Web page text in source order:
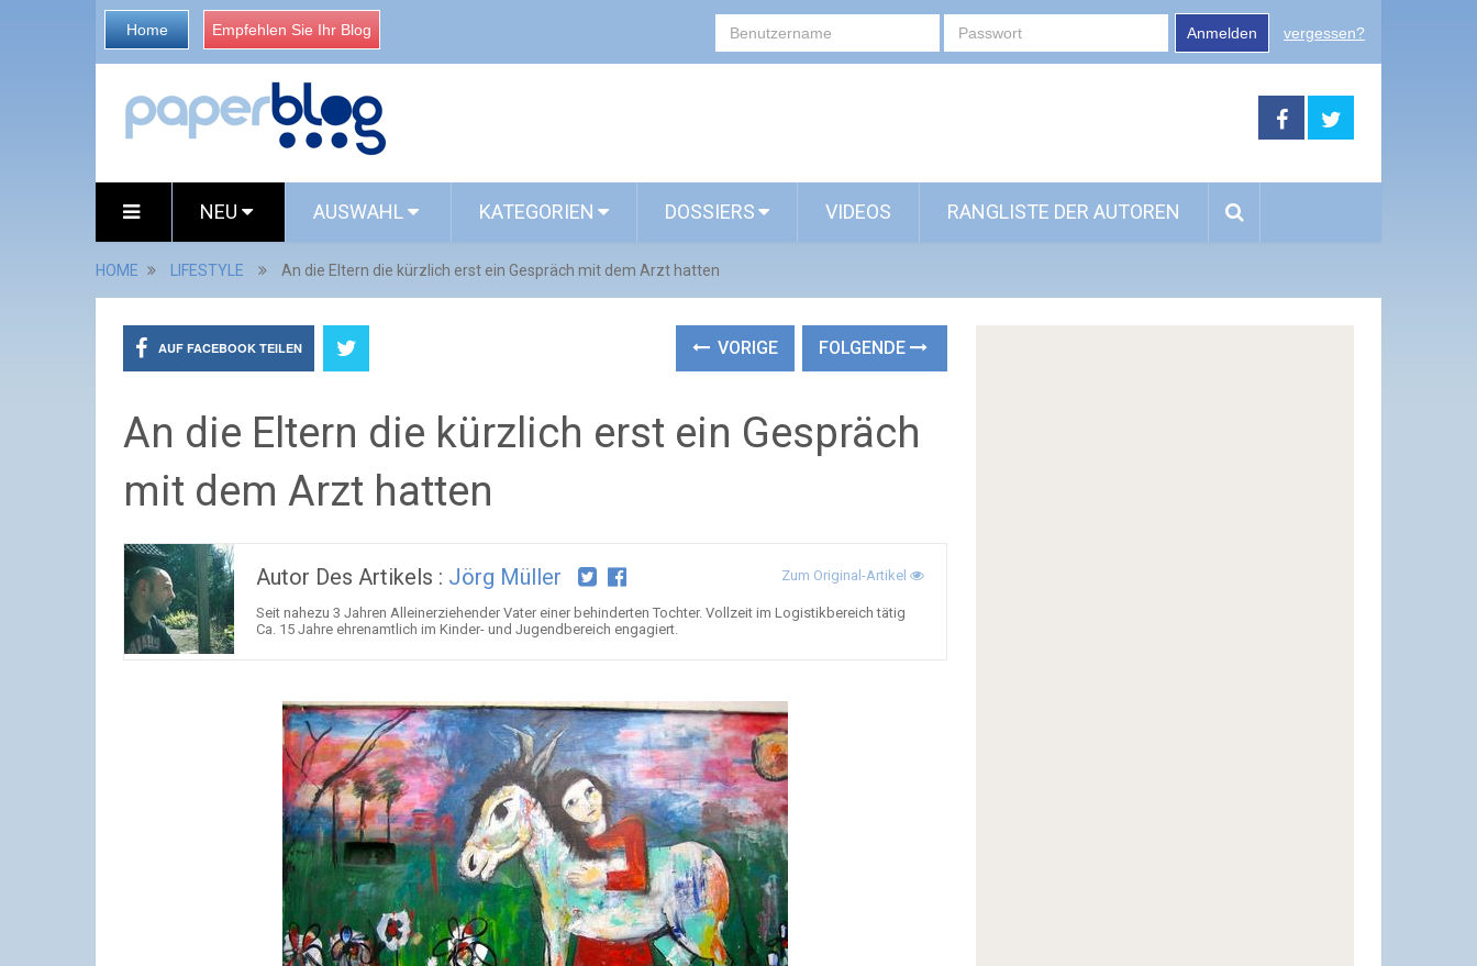
Home Empfehlen Sie Ihr Blog Anmelden vergessen?
NEU AUSWAHL KATEGORIEN DOSSIERS VIDEOS RANGLISTE DER AUTOREN
HOME LIFESTYLE An die Eltern die kürzlich erst ein Gespräch mit dem Arzt hatten
AUF FACEBOOK TEILEN VORIGE FOLGENDE
An die Eltern die kürzlich erst ein Gespräch
mit dem Arzt hatten
Autor Des Artikels : Jörg Müller Zum Original-Artikel
Seit nahezu 3 Jahren Alleinerziehender Vater einer behinderten Tochter. Vollzeit im Logistikbereich tätig
Ca. 15 Jahre ehrenamtlich im Kinder- und Jugendbereich engagiert.